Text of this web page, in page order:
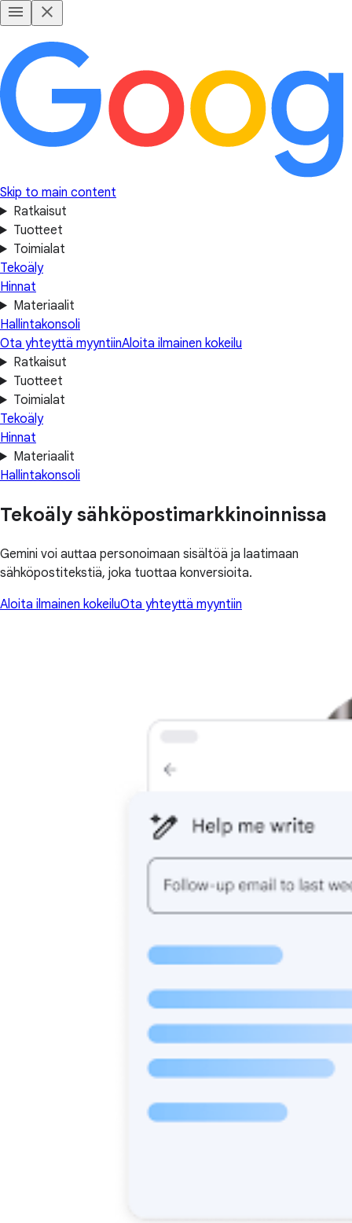
Skip to main content
Ratkaisut
Tuotteet
Toimialat
Tekoäly
Hinnat
Materiaalit
Hallintakonsoli
Ota yhteyttä myyntiinAloita ilmainen kokeilu
Ratkaisut
Tuotteet
Toimialat
Tekoäly
Hinnat
Materiaalit
Hallintakonsoli
Tekoäly sähköpostimarkkinoinnissa
Gemini voi auttaa personoimaan sisältöä ja laatimaan
sähköpostitekstiä, joka tuottaa konversioita.
Aloita ilmainen kokeiluOta yhteyttä myyntiin